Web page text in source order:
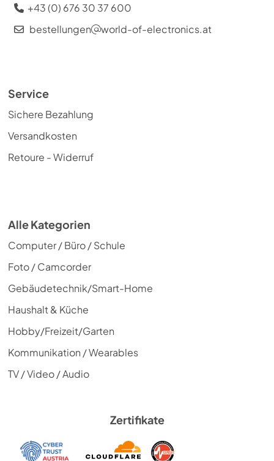
+43 (0) 676 30 37 600
bestellungen
world-of-electronics.at
Service
Sichere Bezahlung
Versandkosten
Retoure - Widerruf
Alle Kategorien
Computer / Büro / Schule
Foto / Camcorder
Gebäudetechnik/Smart-Home
Haushalt & Küche
Hobby/Freizeit/Garten
Kommunikation / Wearables
TV / Video / Audio
Zertifikate